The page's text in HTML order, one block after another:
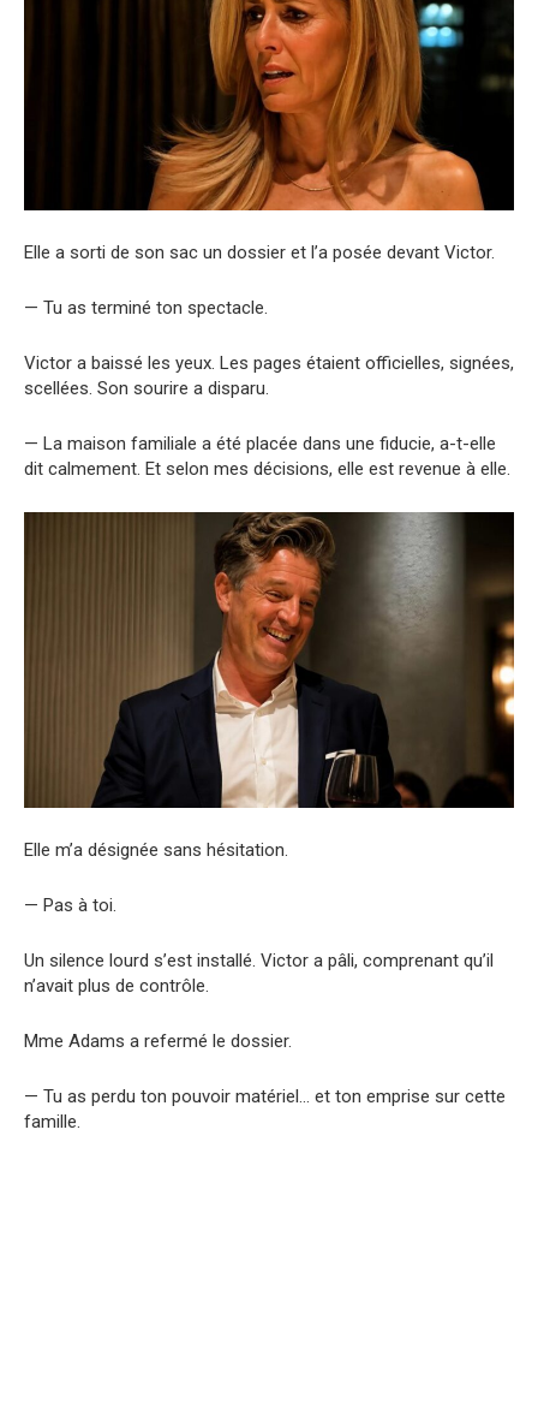
Elle a sorti de son sac un dossier et l’a posée devant Victor.
— Tu as terminé ton spectacle.
Victor a baissé les yeux. Les pages étaient officielles, signées,
scellées. Son sourire a disparu.
— La maison familiale a été placée dans une fiducie, a-t-elle
dit calmement. Et selon mes décisions, elle est revenue à elle.
Elle m’a désignée sans hésitation.
— Pas à toi.
Un silence lourd s’est installé. Victor a pâli, comprenant qu’il
n’avait plus de contrôle.
Mme Adams a refermé le dossier.
— Tu as perdu ton pouvoir matériel… et ton emprise sur cette
famille.